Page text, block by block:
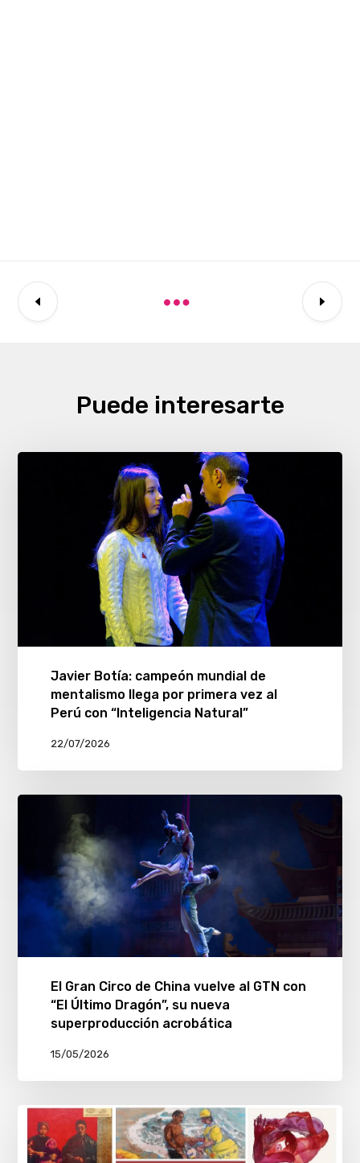
Puede interesarte
Javier Botía: campeón mundial de
mentalismo llega por primera vez al
Perú con “Inteligencia Natural”
22/07/2026
El Gran Circo de China vuelve al GTN con
“El Último Dragón”, su nueva
superproducción acrobática
15/05/2026